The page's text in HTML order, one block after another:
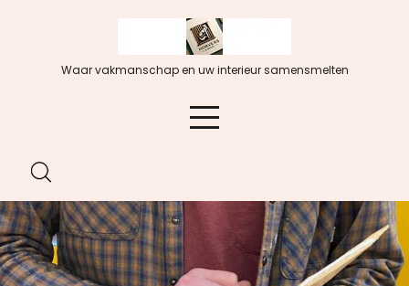
Waar vakmanschap en uw interieur samensmelten